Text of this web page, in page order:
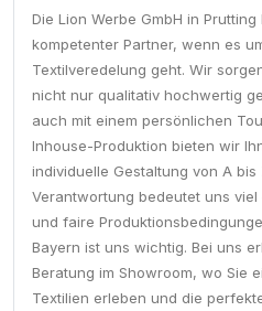
Die Lion Werbe GmbH in
kompetenter Partner, wenn es
Textilveredelung geht. Wir
nicht nur qualitativ hochwertig
auch mit einem persönlichen
Inhouse-Produktion bieten wir
individuelle Gestaltung von A
Verantwortung bedeutet uns
und faire
Bayern ist uns wichtig. Bei uns
Beratung im Showroom, wo Sie
Textilien erleben und die